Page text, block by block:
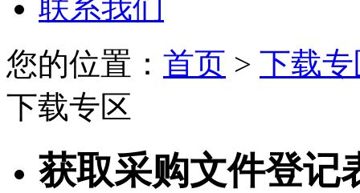
联系我们
您的位置： 首页 > 下载
下载专区
获取采购文件登记